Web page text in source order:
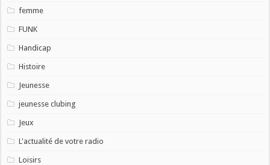
femme
FUNK
Handicap
Histoire
Jeunesse
jeunesse clubing
Jeux
L'actualité de votre radio
Loisirs